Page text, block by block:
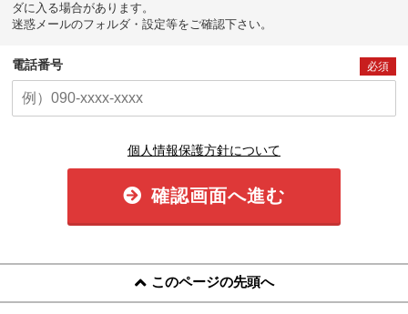
ダに入る場合があります。
迷惑メールのフォルダ・設定等をご確認下さい。
電話番号 必須
個人情報保護方針について
確認画面へ進む
このページの先頭へ